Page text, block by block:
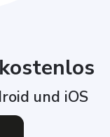
und iOS